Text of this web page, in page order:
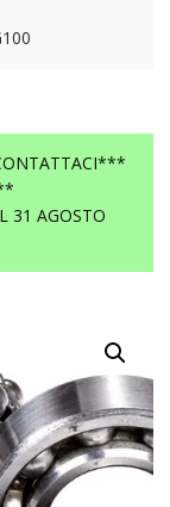
31 AGOSTO